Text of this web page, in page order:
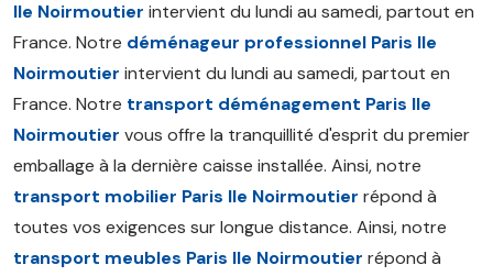
Ile Noirmoutier intervient du lundi au samedi, partout en
France. Notre déménageur professionnel Paris Ile
Noirmoutier intervient du lundi au samedi, partout en
France. Notre transport déménagement Paris Ile
Noirmoutier vous offre la tranquillité d'esprit du premier
emballage à la dernière caisse installée. Ainsi, notre
transport mobilier Paris Ile Noirmoutier répond à
toutes vos exigences sur longue distance. Ainsi, notre
transport meubles Paris Ile Noirmoutier répond à